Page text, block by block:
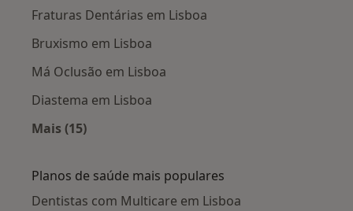
Fraturas Dentárias em Lisboa
Bruxismo em Lisboa
Má Oclusão em Lisboa
Diastema em Lisboa
Mais (15)
Planos de saúde mais populares
Dentistas com Multicare em Lisboa